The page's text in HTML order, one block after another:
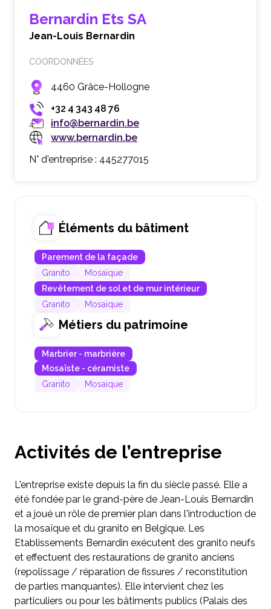
Bernardin Ets SA
Jean-Louis Bernardin
COORDONNÉES
4460 Grâce-Hollogne
+32 4 343 48 76
info@bernardin.be
www.bernardin.be
N° d'entreprise : 445277015
Éléments du bâtiment
Parement de la façade
Granito
Mosaïque
Revêtement de sol et de mur intérieur
Granito
Mosaïque
Métiers du patrimoine
Marbrier - marbrière
Mosaïste - céramiste
Granito
Mosaique
Activités de l’entreprise
L'entreprise existe depuis la fin du siècle passé. Elle a
été fondée par le grand-père de Jean-Louis Bernardin
et a joué un rôle de premier plan dans l'introduction de
la mosaïque et du granito en Belgique. Les
Etablissements Bernardin exécutent des granito neufs
et effectuent des restaurations de granito anciens
(repolissage / réparation de fissures / reconstitution
de parties manquantes). Elle intervient chez les
particuliers ou pour les bâtiments publics (Palais des